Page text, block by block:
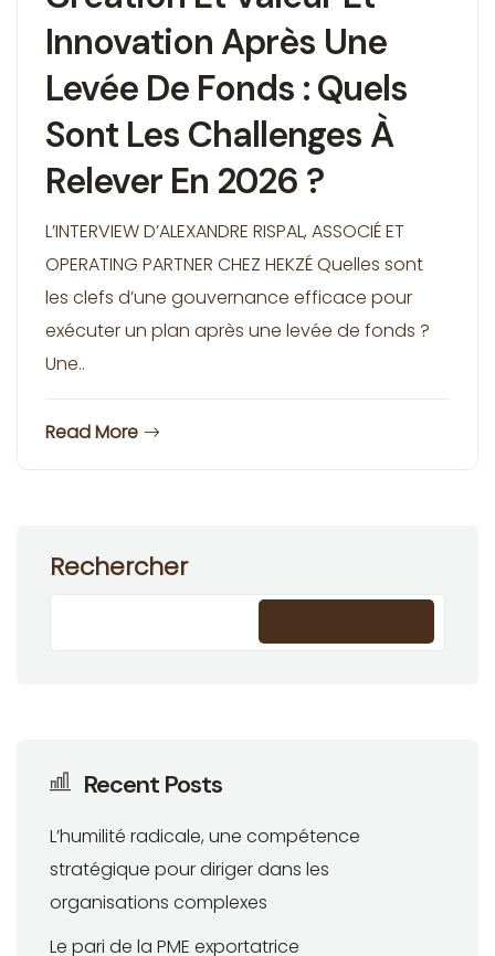
Innovation Après Une
Levée De Fonds : Quels
Sont Les Challenges À
Relever En 2026 ?
L’INTERVIEW D’ALEXANDRE RISPAL, ASSOCIÉ ET
OPERATING PARTNER CHEZ HEKZÉ Quelles sont
les clefs d’une gouvernance efficace pour
exécuter un plan après une levée de fonds ?
Une..
Read More
Rechercher
Recent Posts
L’humilité radicale, une compétence
stratégique pour diriger dans les
organisations complexes
Le pari de la PME exportatrice